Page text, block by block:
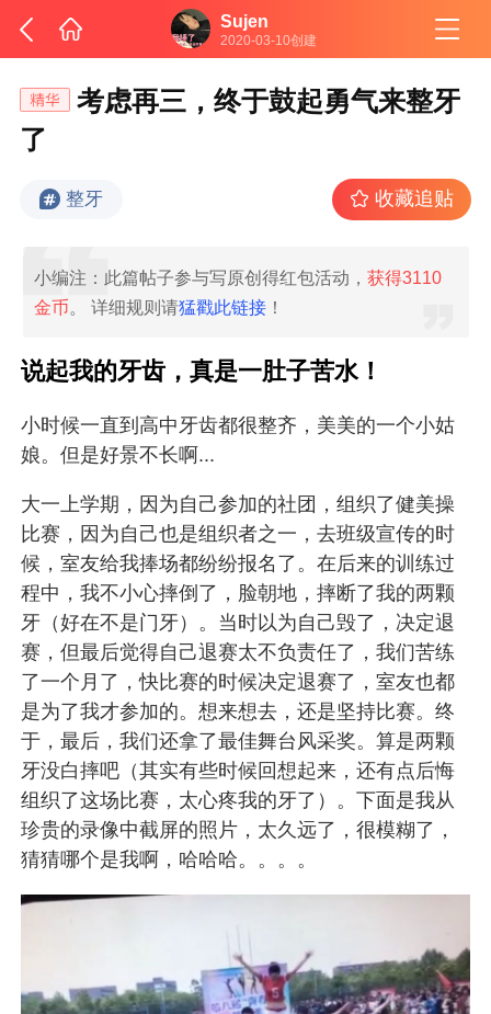
Sujen
2020-03-10创建
考虑再三，终于鼓起勇气来整牙
了
整牙 收藏追贴
小编注：此篇帖子参与写原创得红包活动，获得3110
金币。 详细规则请猛戳此链接 ！
说起我的牙齿，真是一肚子苦水！
小时候一直到高中牙齿都很整齐，美美的一个小姑
娘。但是好景不长啊...
大一上学期，因为自己参加的社团，组织了健美操
比赛，因为自己也是组织者之一，去班级宣传的时
候，室友给我捧场都纷纷报名了。在后来的训练过
程中，我不小心摔倒了，脸朝地，摔断了我的两颗
牙（好在不是门牙）。当时以为自己毁了，决定退
赛，但最后觉得自己退赛太不负责任了，我们苦练
了一个月了，快比赛的时候决定退赛了，室友也都
是为了我才参加的。想来想去，还是坚持比赛。终
于，最后，我们还拿了最佳舞台风采奖。算是两颗
牙没白摔吧（其实有些时候回想起来，还有点后悔
组织了这场比赛，太心疼我的牙了）。下面是我从
珍贵的录像中截屏的照片，太久远了，很模糊了，
猜猜哪个是我啊，哈哈哈。。。。